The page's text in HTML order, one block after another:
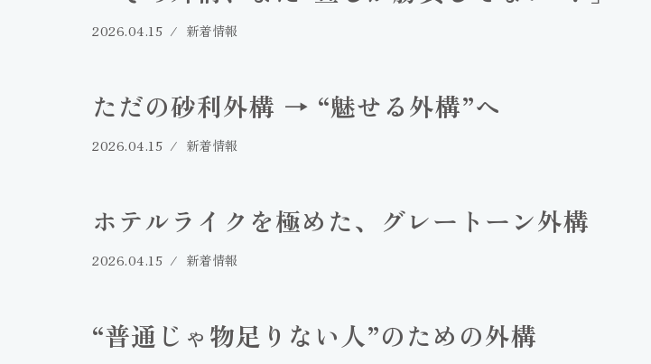
2026.04.15 新着情報
ただの砂利外構 → “魅せる外構”へ
2026.04.15 新着情報
ホテルライクを極めた、グレートーン外構
2026.04.15 新着情報
“普通じゃ物足りない人”のための外構